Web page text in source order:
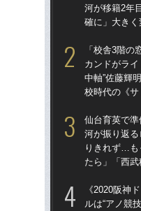
河が移籍2年
確に」大き
「校舎3階の
カンドがラ
中軸”佐藤輝
校時代の《サ
仙台育英で
河が振り返
りきれず…も
たら」「西武
《2020阪神
ルは“アノ競